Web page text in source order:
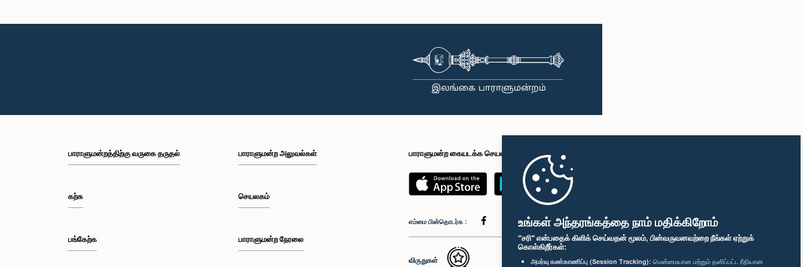
உங்கள் அந்தரங்கத்தை நாம் மதிக்கிறோம்
"சரி" என்பதைக் கிளிக் செய்வதன் மூலம், பின்வருவனவற்றை நீங்கள் ஏற்றுக்
கொள்கிறீர்கள்:
அமர்வு கண்காணிப்பு (Session Tracking): மென்மையான மற்றும் தனிப்பட்ட ரீதியான
பா.உ.,, பா.உ.
உறுப்பினர்
கிரிஎல்ல, பா.உ.
கௌரவ ஆர். எம். ரஞ்சித் மத்தும
பண்டார, பா.உ.
கௌரவ சஜித் பிரேமதாச, பா.உ.
உறுப்பினர்
பாராளுமன்றத்திற்கு வருகை தருதல்
கற்க
பங்கேற்க
பாராளுமன்ற அலுவல்கள்
செயலகம்
பாராளுமன்ற நேரலை
பாராளுமன்ற கையடக்க செயலி
எம்மை பின்தொடர்க :
விருதுகள்